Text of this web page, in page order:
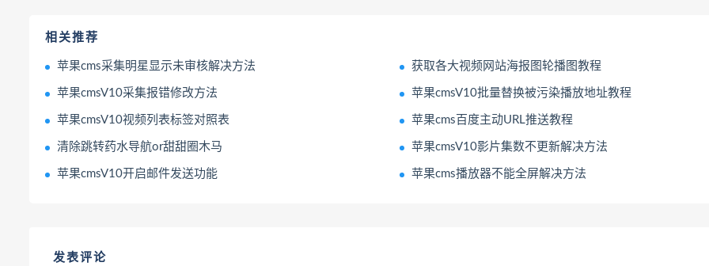
相关推荐
苹果cms采集明星显示未审核解决方法 获取各大视频网站海报图轮播图教程
苹果cmsV10采集报错修改方法 苹果cmsV10批量替换被污染播放地址教程
苹果cmsV10视频列表标签对照表 苹果cms百度主动URL推送教程
清除跳转药水导航or甜甜圈木马 苹果cmsV10影片集数不更新解决方法
苹果cmsV10开启邮件发送功能 苹果cms播放器不能全屏解决方法
发表评论